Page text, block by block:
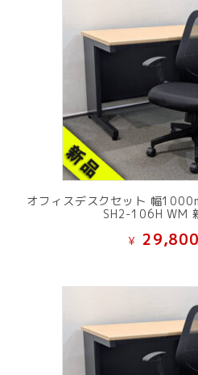
オフィスデスクセット 幅
SH2-106H WM
¥ 29,800